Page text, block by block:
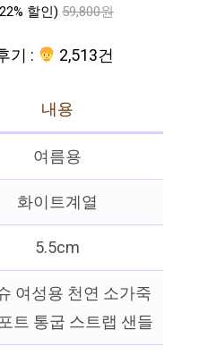
할인) 59,800원
기 : 2,513건
내용
여름용
화이트계열
5.5cm
여성용 천연 소가죽
트 통굽 스트랩 샌들